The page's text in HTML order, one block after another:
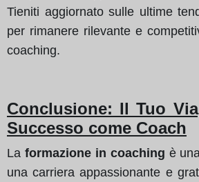
Tieniti aggiornato sulle ultime
per rimanere rilevante e
coaching.
Conclusione: Il Tuo
Successo come Coach
La formazione in coaching è
una carriera appassionante e